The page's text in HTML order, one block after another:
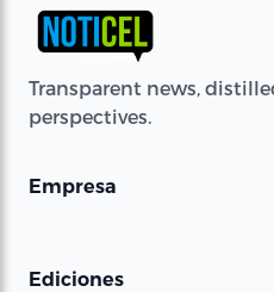
Transparent news,
perspectives.
Empresa
Ediciones